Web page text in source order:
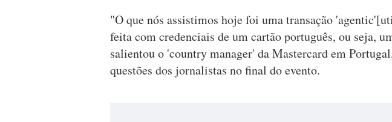
"O que nós assistimos hoje foi uma transação
feita com credenciais de um cartão português, ou seja,
salientou o 'country manager' da Mastercard em
questões dos jornalistas no final do evento.